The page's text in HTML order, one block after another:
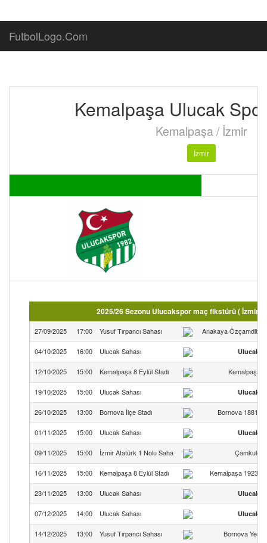
FutbolLogo.Com
Kemalpaşa Ulucak
Kemalpaşa / İzmir
İzmir
2025/26 Sezonu Ulucakspor maç fikstürü ( İzmir
27/09/2025 17:00 Yusuf Tırpancı Sahası Anakaya
04/10/2025 16:00 Ulucak Sahası
12/10/2025 15:00 Kemalpaşa 8 Eylül Stadı
19/10/2025 15:00 Ulucak Sahası
26/10/2025 13:00 Bornova İlçe Stadı Bornova 1881
01/11/2025 15:00 Ulucak Sahası
09/11/2025 15:00 İzmir Atatürk 1 Nolu Saha
16/11/2025 15:00 Kemalpaşa 8 Eylül Stadı Kemalpaşa 1923
23/11/2025 13:00 Ulucak Sahası
07/12/2025 14:00 Ulucak Sahası
14/12/2025 13:00 Yusuf Tırpancı Sahası Bornova